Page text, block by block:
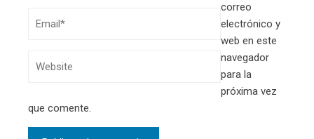
correo
electrónico y
web en este
navegador
para la
próxima vez
que comente.